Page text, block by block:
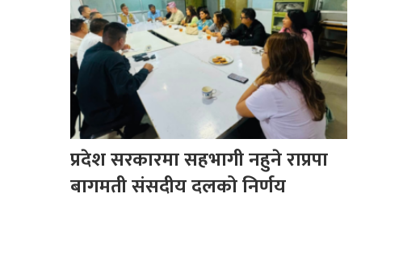
प्रदेश सरकारमा सहभागी नहुने राप्रपा
बागमती संसदीय दलको निर्णय